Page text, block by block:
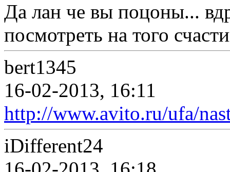
Да лан че вы поцоны...
посмотреть на того
bert1345
16-02-2013, 16:11
http://www.avito.ru/ufa/
iDifferent24